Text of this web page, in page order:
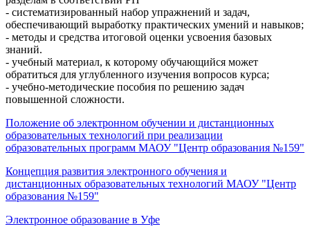
- систематизированный набор упражнений и задач,
обеспечивающий выработку практических умений и навыков;
- методы и средства итоговой оценки усвоения базовых
знаний.
- учебный материал, к которому обучающийся может
обратиться для углубленного изучения вопросов курса;
- учебно-методические пособия по решению задач
повышенной сложности.
Положение об электронном обучении и дистанционных
образовательных технологий при реализации
образовательных программ МАОУ "Центр образования №159"
Концепция развития электронного обучения и
дистанционных образовательных технологий МАОУ "Центр
образования №159"
Электронное образование в Уфе